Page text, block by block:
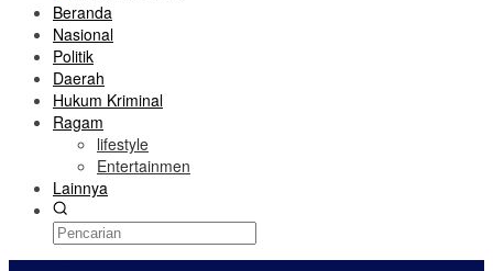
Beranda
Nasional
Politik
Daerah
Hukum Kriminal
Ragam
lifestyle
Entertainmen
Lainnya